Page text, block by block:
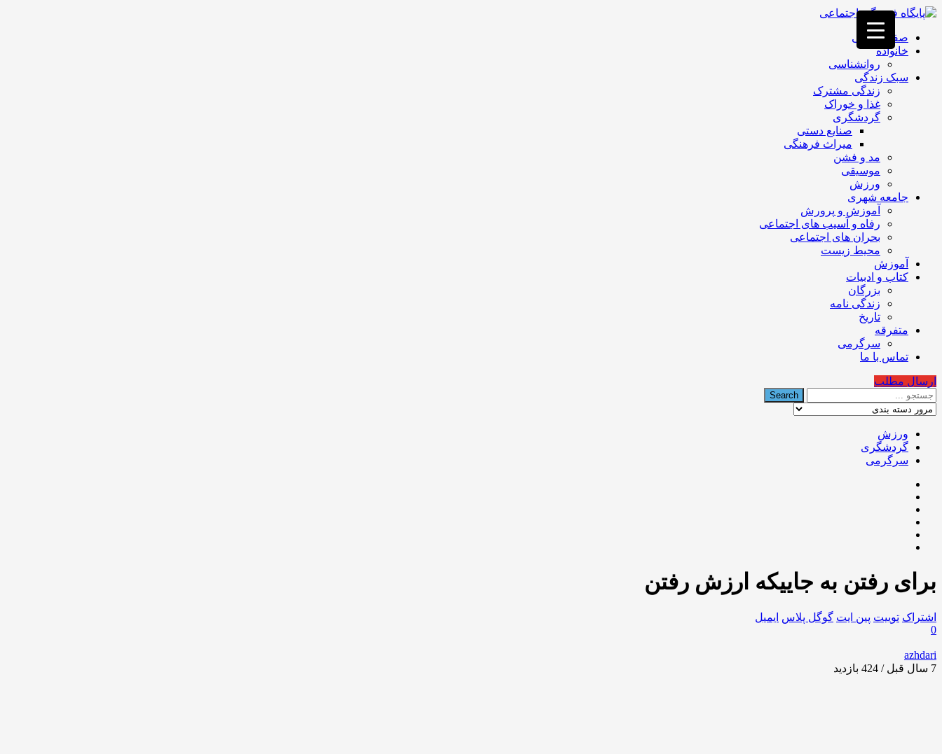
فصد
غرب
تهران
خشکشویی
تصفیه
تهران
صفحه اصلی
خانواده
روانشناسی
سبک زندگی
زندگی مشترک
غذا و خوراک
گردشگری
صنایع دستی
میراث فرهنگی
مد و فشن
موسیقی
ورزش
جامعه شهری
آموزش و پرورش
رفاه و آسیب های اجتماعی
بحران های اجتماعی
محیط زیست
آموزش
کتاب و ادبیات
بزرگان
زندگی نامه
تاریخ
متفرقه
سرگرمی
تماس با ما
ارسال مطلب
ورزش
گردشگری
سرگرمی
براى رفتن به جاييكه ارزش رفتن
اشتراک توییت پین ایت گوگل‌ پلاس ایمیل
0
azhdari
7 سال قبل / 424
بازدید